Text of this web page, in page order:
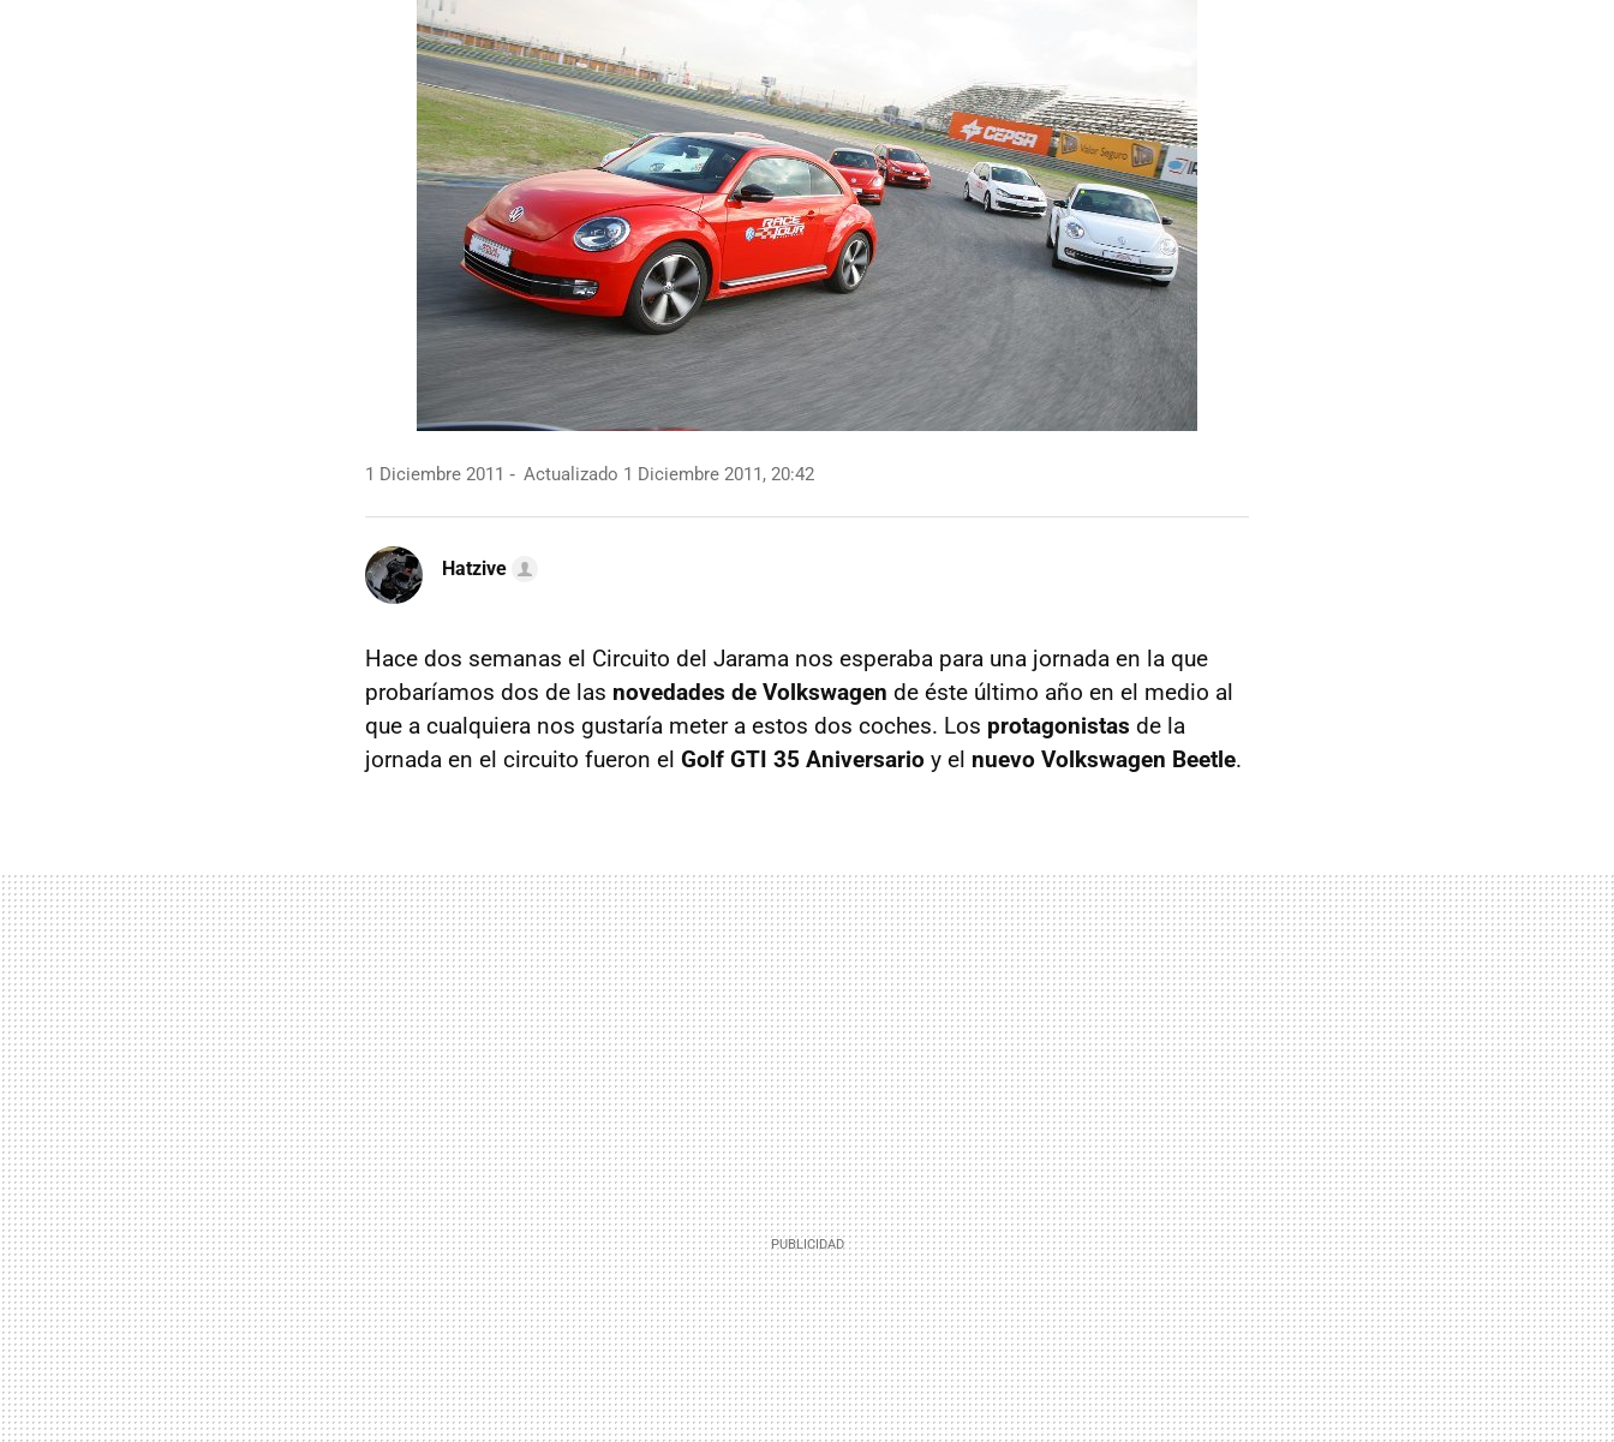
1 Diciembre 2011 Actualizado 1 Diciembre 2011, 20:42
Hatzive
Hace dos semanas el Circuito del Jarama nos esperaba para una jornada en la que
probaríamos dos de las novedades de Volkswagen de éste último año en el medio al
que a cualquiera nos gustaría meter a estos dos coches. Los protagonistas de la
jornada en el circuito fueron el Golf GTI 35 Aniversario y el nuevo Volkswagen Beetle.